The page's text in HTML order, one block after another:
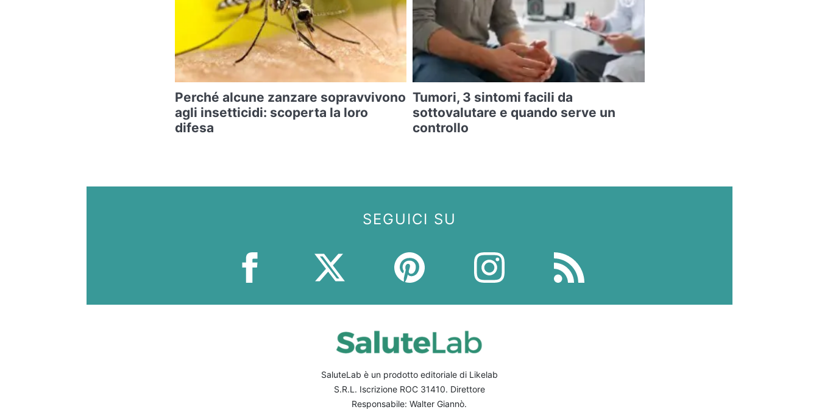
Perché alcune zanzare sopravvivono
agli insetticidi: scoperta la loro
difesa
Tumori, 3 sintomi facili da
sottovalutare e quando serve un
controllo
SEGUICI SU
SaluteLab è un prodotto editoriale di Likelab
S.R.L. Iscrizione ROC 31410. Direttore
Responsabile: Walter Giannò.